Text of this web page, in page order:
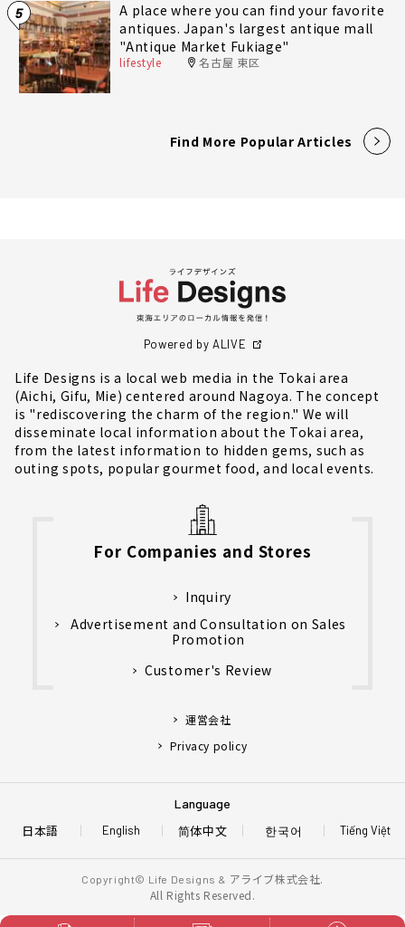
5
A place where you can find your favorite
antiques. Japan's largest antique mall
"Antique Market Fukiage"
lifestyle 名古屋 東区
Find More Popular Articles
Powered by ALIVE
Life Designs is a local web media in the Tokai area
(Aichi, Gifu, Mie) centered around Nagoya. The concept
is "rediscovering the charm of the region." We will
disseminate local information about the Tokai area,
from the latest information to hidden gems, such as
outing spots, popular gourmet food, and local events.
For Companies and Stores
Inquiry
Advertisement and Consultation on Sales
Promotion
Customer's Review
運営会社
Privacy policy
Language
日本語 English Tiếng Việt
简体中文 한국어
Copyright© Life Designs & アライブ株式会社.
All Rights Reserved.